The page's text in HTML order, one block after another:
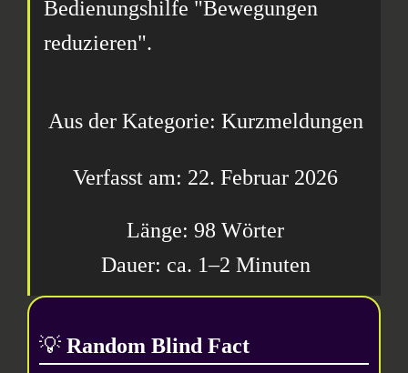
Aus der Kategorie: Kurzmeldungen
22. Februar 2026
98 Wörter
1–2 Minuten
💡Random Blind Fact